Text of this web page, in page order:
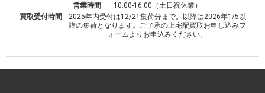
営業時間
10:00-16:00（土日祝休業）
買取受付時間
2025年内受付は12/21集荷分まで。以降は2026年1/5以
降の集荷となります。ご了承の上宅配買取お申し込みフ
ォームよりお申込みください。